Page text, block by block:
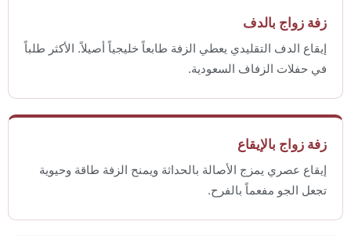
زفة زواج بالدف
إيقاع الدف التقليدي يعطي الزفة طابعاً خليجياً أصيلاً. الأكثر طلباً
في حفلات الزفاف السعودية.
زفة زواج بالإيقاع
إيقاع عصري يمزج الأصالة بالحداثة ويمنح الزفة طاقة وحيوية
تجعل الجو مفعماً بالفرح.